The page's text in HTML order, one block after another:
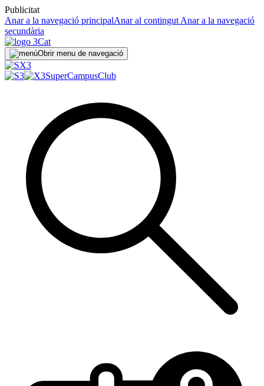
Publicitat
Anar a la navegació principalAnar al contingut Anar a la navegació
secundària
Obrir menu de navegació
SuperCampusClub